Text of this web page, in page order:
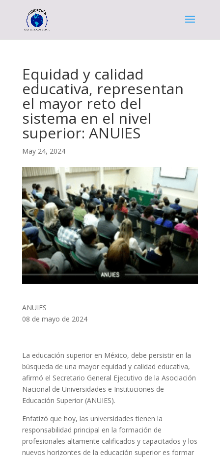
Equidad y calidad
educativa, representan
el mayor reto del
sistema en el nivel
superior: ANUIES
May 24, 2024
ANUIES
08 de mayo de 2024
La educación superior en México, debe persistir en la
búsqueda de una mayor equidad y calidad educativa,
afirmó el Secretario General Ejecutivo de la Asociación
Nacional de Universidades e Instituciones de
Educación Superior (ANUIES).
Enfatizó que hoy, las universidades tienen la
responsabilidad principal en la formación de
profesionales altamente calificados y capacitados y los
nuevos horizontes de la educación superior es formar